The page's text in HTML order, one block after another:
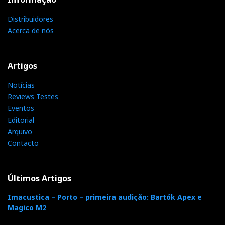
MQA total!
resolução de 352.8 kHz. E não apenas os que estão
disponíveis via streaming da Tidal.
Distribuidores
Acerca de nós
Artigos
Notícias
Reviews Testes
Eventos
Editorial
Arquivo
Contacto
Últimos Artigos
Imacustica – Porto – primeira audição: Bartók Apex e
Magico M2